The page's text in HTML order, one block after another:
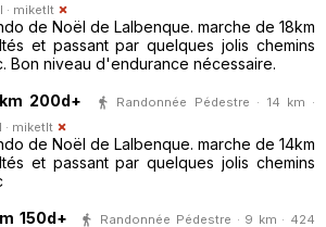
miketlt
de Noël de Lalbenque. marche de 18km
et passant par quelques jolis chemins
Bon niveau d'endurance nécessaire.
200d+
Randonnée Pédestre · 14 km ·
miketlt
de Noël de Lalbenque. marche de 14km
et passant par quelques jolis chemins
150d+
Randonnée Pédestre · 9 km · 424